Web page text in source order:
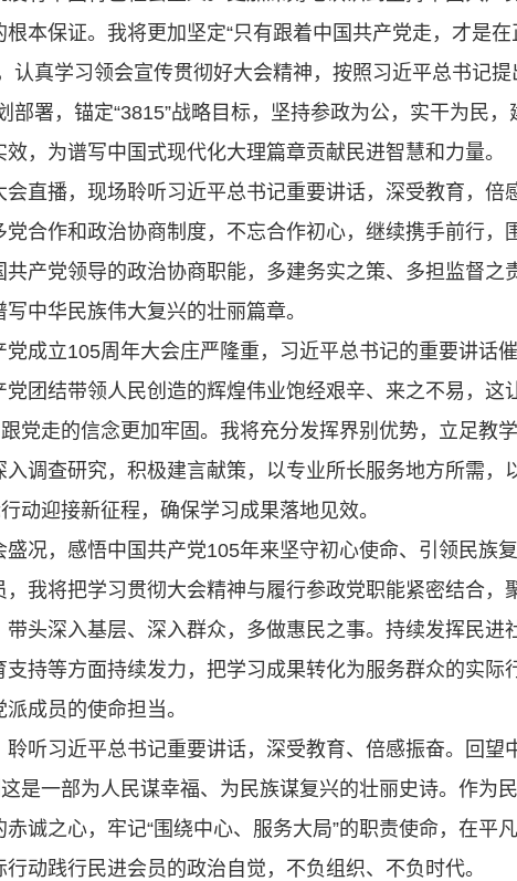
本保证。我将更加坚定“只有跟着中国共产党走，才是在
认真学习领会宣传贯彻好大会精神，按照习近平总书记提
部署，锚定“3815”战略目标，坚持参政为公，实干为民，
，为谱写中国式现代化大理篇章贡献民进智慧和力量。
直播，现场聆听习近平总书记重要讲话，深受教育，倍
合作和政治协商制度，不忘合作初心，继续携手前行，
产党领导的政治协商职能，多建务实之策、多担监督之
中华民族伟大复兴的壮丽篇章。
成立105周年大会庄严隆重，习近平总书记的重要讲话
团结带领人民创造的辉煌伟业饱经艰辛、来之不易，这
党走的信念更加牢固。我将充分发挥界别优势，立足教
调查研究，积极建言献策，以专业所长服务地方所需，
动迎接新征程，确保学习成果落地见效。
况，感悟中国共产党105年来坚守初心使命、引领民族
我将把学习贯彻大会精神与履行参政党职能紧密结合，
头深入基层、深入群众，多做惠民之事。持续发挥民进
持等方面持续发力，把学习成果转化为服务群众的实际
成员的使命担当。
听习近平总书记重要讲话，深受教育、倍感振奋。回望
是一部为人民谋幸福、为民族谋复兴的壮丽史诗。作为
诚之心，牢记“围绕中心、服务大局”的职责使命，在平
动践行民进会员的政治自觉，不负组织、不负时代。